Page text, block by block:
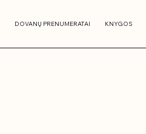
DOVANŲ PRENUMERATAI KNYGOS